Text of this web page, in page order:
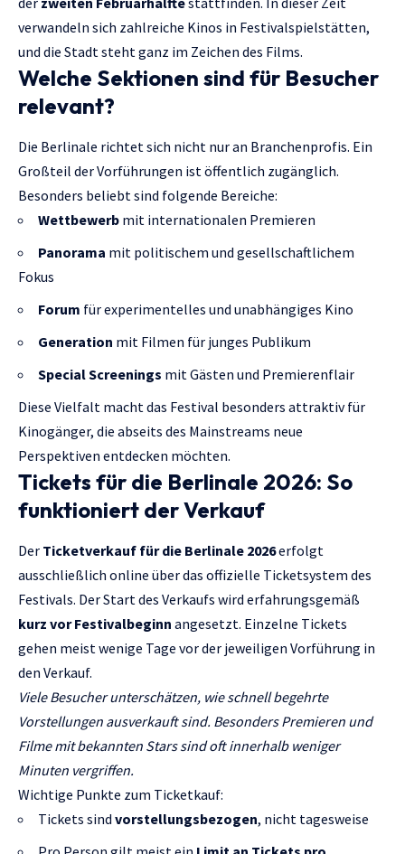
verwandeln sich zahlreiche Kinos in Festivalspielstätten,
und die Stadt steht ganz im Zeichen des Films.
Welche Sektionen sind für Besucher
relevant?
Die Berlinale richtet sich nicht nur an Branchenprofis. Ein
Großteil der Vorführungen ist öffentlich zugänglich.
Besonders beliebt sind folgende Bereiche:
Wettbewerb mit internationalen Premieren
Panorama mit politischem und gesellschaftlichem
Fokus
Forum für experimentelles und unabhängiges Kino
Generation mit Filmen für junges Publikum
Special Screenings mit Gästen und Premierenflair
Diese Vielfalt macht das Festival besonders attraktiv für
Kinogänger, die abseits des Mainstreams neue
Perspektiven entdecken möchten.
Tickets für die Berlinale 2026: So
funktioniert der Verkauf
Der Ticketverkauf für die Berlinale 2026erfolgt
ausschließlich online über das offizielle Ticketsystem des
Festivals. Der Start des Verkaufs wird erfahrungsgemäß
kurz vor Festivalbeginn angesetzt. Einzelne Tickets
gehen meist wenige Tage vor der jeweiligen Vorführung in
den Verkauf.
Viele Besucher unterschätzen, wie schnell begehrte
Vorstellungen ausverkauft sind. Besonders Premieren und
Filme mit bekannten Stars sind oft innerhalb weniger
Minuten vergriffen.
Wichtige Punkte zum Ticketkauf:
Tickets sind vorstellungsbezogen, nicht tagesweise